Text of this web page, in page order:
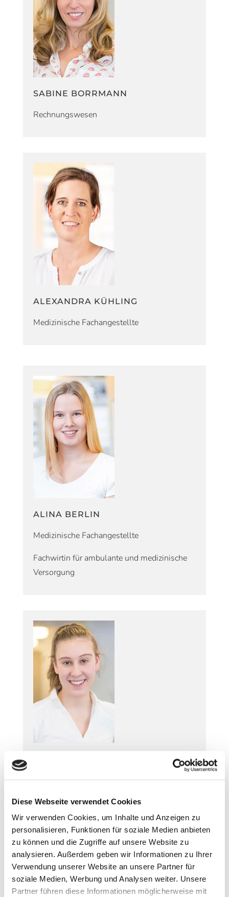
Diese Webseite verwendet Cookies
Wir verwenden Cookies, um Inhalte und Anzeigen zu
personalisieren, Funktionen für soziale Medien anbieten
zu können und die Zugriffe auf unsere Website zu
analysieren. Außerdem geben wir Informationen zu Ihrer
Verwendung unserer Website an unsere Partner für
soziale Medien, Werbung und Analysen weiter. Unsere
Partner führen diese Informationen möglicherweise mit
SABINE BORRMANN
Rechnungswesen
ALEXANDRA KÜHLING
Medizinische Fachangestellte
ALINA BERLIN
Medizinische Fachangestellte
Fachwirtin für ambulante und medizinische
Versorgung
Medizinische Fachangestellte